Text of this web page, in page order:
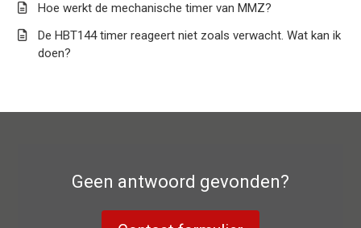
Hoe werkt de mechanische timer van MMZ?
De HBT144 timer reageert niet zoals verwacht. Wat kan ik
doen?
Geen antwoord gevonden?